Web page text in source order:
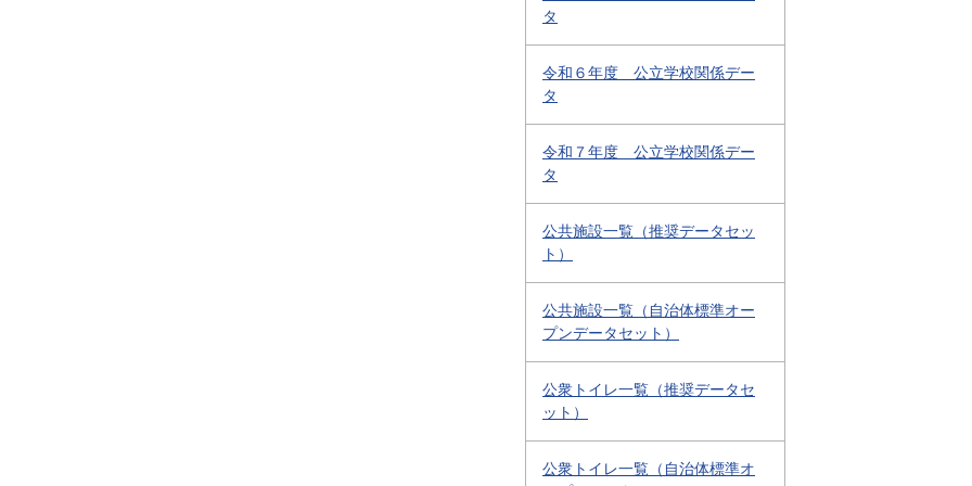
タ
令和６年度 公立学校関係デー
タ
令和７年度 公立学校関係デー
タ
公共施設一覧（推奨データセッ
ト）
公共施設一覧（自治体標準オー
プンデータセット）
公衆トイレ一覧（推奨データセ
ット）
公衆トイレ一覧（自治体標準オ